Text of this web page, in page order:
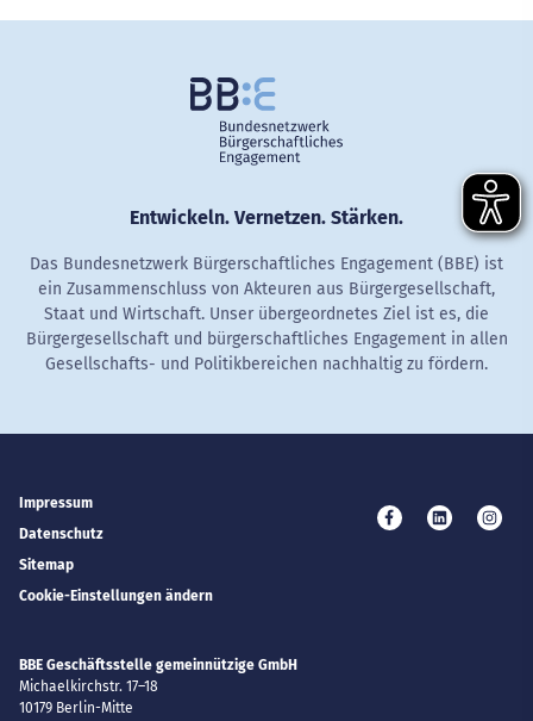
Entwickeln. Vernetzen. Stärken.
Das Bundesnetzwerk Bürgerschaftliches Engagement (BBE) ist
ein Zusammenschluss von Akteuren aus Bürgergesellschaft,
Staat und Wirtschaft. Unser übergeordnetes Ziel ist es, die
Bürgergesellschaft und bürgerschaftliches Engagement in allen
Gesellschafts- und Politikbereichen nachhaltig zu fördern.
Impressum
Datenschutz
Sitemap
Cookie-Einstellungen ändern
Besuchen Sie uns
Besuchen
BBE Geschäftsstelle gemeinnützige GmbH
Michaelkirchstr. 17–18
10179 Berlin-Mitte